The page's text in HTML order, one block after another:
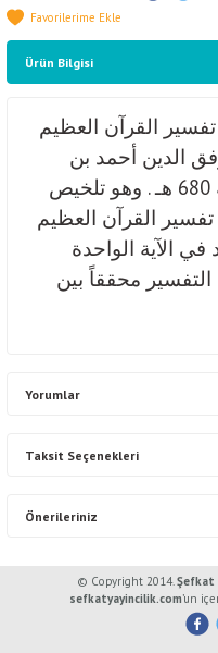
Ürün Bilgisi
القرآن العظيم
الدين أحمد بن
يوسف الكَوَاشِي المتوفى سنة 680 هـ . وهو تلخيص
القرآن العظيم
الآية الواحدة
محققاً بين
Yorumlar
Taksit Seçenekleri
Önerileriniz
Bu ürünün fiyat bilgisi, resim,
yetersiz gördüğünüz noktaları
Görüş ve önerileriniz için
© Copyright 2014.Şefkat
sefkatyayincilik.com’un